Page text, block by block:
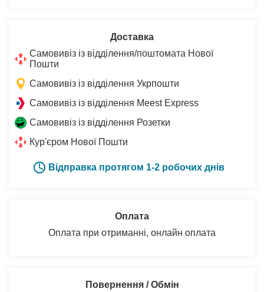
Доставка
Самовивіз із відділення/поштомата Нової
Пошти
Самовивіз із відділення Укрпошти
Самовивіз із відділення Meest Express
Самовивіз із відділення Розетки
Кур'єром Нової Пошти
Відправка протягом 1-2 робочих днів
Оплата
Оплата при отриманні, онлайн оплата
Повернення / Обмін